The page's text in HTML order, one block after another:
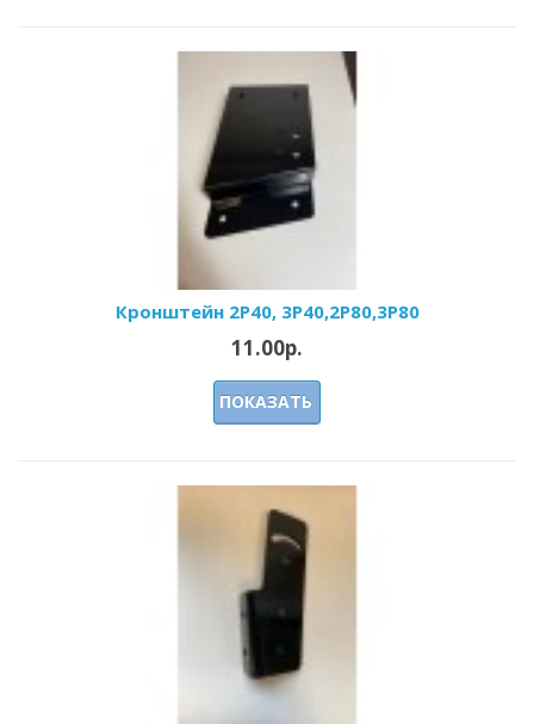
Кронштейн 2Р40, 3Р40,2Р80,3Р80
11.00р.
ПОКАЗАТЬ